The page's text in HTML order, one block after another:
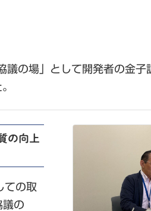
の場」として開発者の金子
の向上
ての取
議の